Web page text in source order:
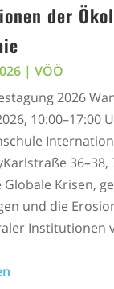
der
| VÖÖ
2026
10:00–17:00
36–38,
Globale Krisen,
und die
Institutionen